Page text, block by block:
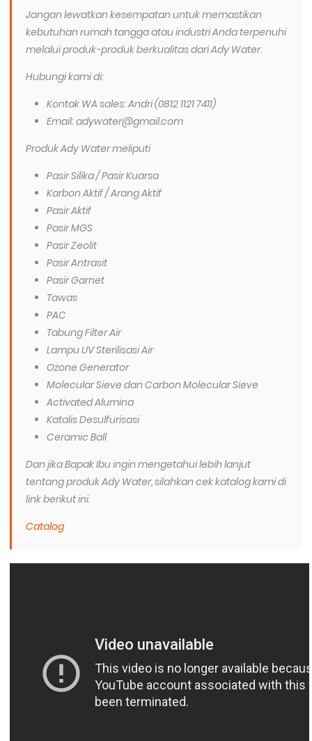
Jangan lewatkan kesempatan untuk memastikan
kebutuhan rumah tangga atau industri Anda terpenuhi
melalui produk-produk berkualitas dari Ady Water.
Hubungi kami di:
Kontak WA sales: Andri (0812 1121 7411)
Email: adywater@gmail.com
Produk Ady Water meliputi
Pasir Silika / Pasir Kuarsa
Karbon Aktif / Arang Aktif
Pasir Aktif
Pasir MGS
Pasir Zeolit
Pasir Antrasit
Pasir Garnet
Tawas
PAC
Tabung Filter Air
Lampu UV Sterilisasi Air
Ozone Generator
Molecular Sieve dan Carbon Molecular Sieve
Activated Alumina
Katalis Desulfurisasi
Ceramic Ball
Dan jika Bapak Ibu ingin mengetahui lebih lanjut
tentang produk Ady Water, silahkan cek katalog kami di
link berikut ini.
Catalog